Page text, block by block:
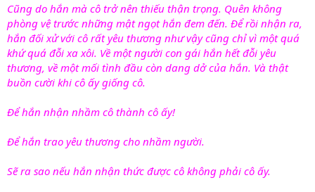
Cũng do hắn mà cô trở nên thiếu thận trọng. Quên không
phòng vệ trước những mật ngọt hắn đem đến. Để rồi nhận ra,
hắn đối xử với cô rất yêu thương như vậy cũng chỉ vì một quá
khứ quá đỗi xa xôi. Về một người con gái hắn hết đỗi yêu
thương, về một mối tình đầu còn dang dở của hắn. Và thật
buồn cười khi cô ấy giống cô.
Để hắn nhận nhầm cô thành cô ấy!
Để hắn trao yêu thương cho nhầm người.
Sẽ ra sao nếu hắn nhận thức được cô không phải cô ấy.